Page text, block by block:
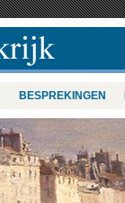
BESPREKINGEN